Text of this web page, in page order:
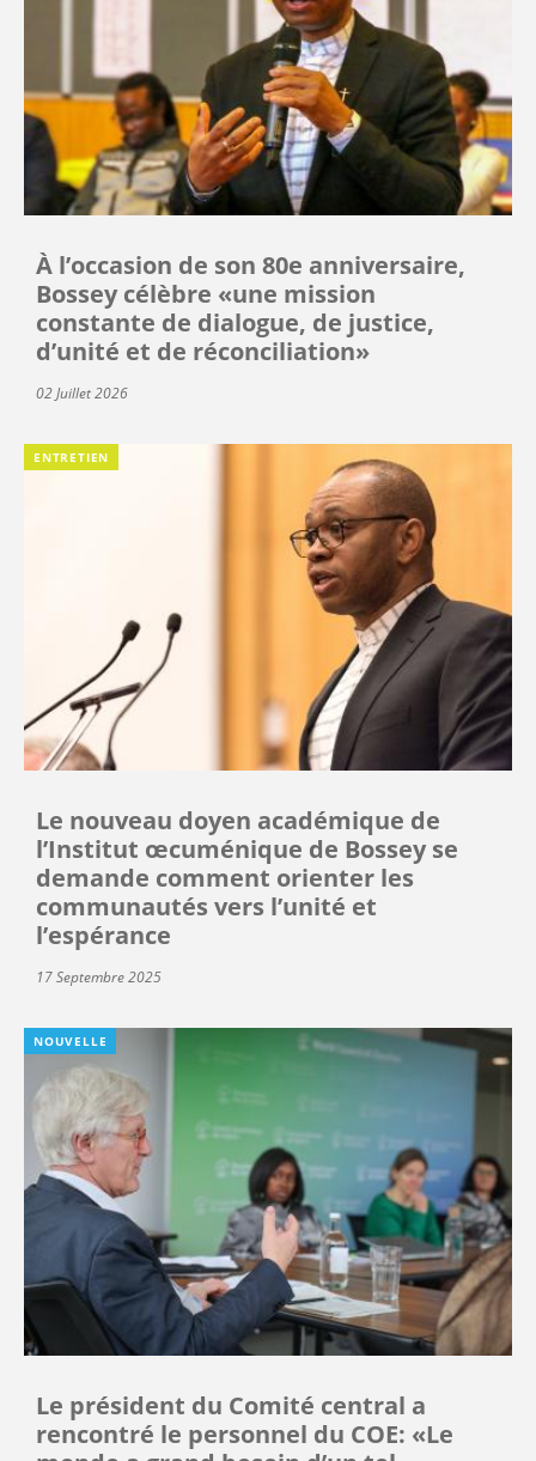
À l’occasion de son 80e anniversaire,
Bossey célèbre «une mission
constante de dialogue, de justice,
d’unité et de réconciliation»
02 Juillet 2026
ENTRETIEN
Le nouveau doyen académique de
l’Institut œcuménique de Bossey se
demande comment orienter les
communautés vers l’unité et
l’espérance
17 Septembre 2025
NOUVELLE
Le président du Comité central a
rencontré le personnel du COE: «Le